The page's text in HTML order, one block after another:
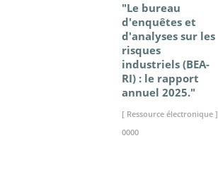
"Le bureau
d'enquêtes et
d'analyses sur les
risques
industriels (BEA-
RI) : le rapport
annuel 2025."
[ Ressource électronique ]
0000